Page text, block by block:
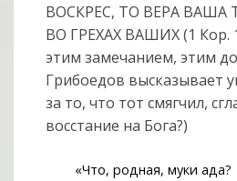
ВОСКРЕС, ТО ВЕРА
ВО ГРЕХАХ ВАШИХ (1 Кор.
этим замечанием, этим
Грибоедов высказывает
за то, что тот смягчил,
восстание на Бога?)
«Что, родная, муки ада?